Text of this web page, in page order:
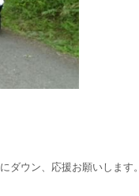
にダウン、応援お願いします。